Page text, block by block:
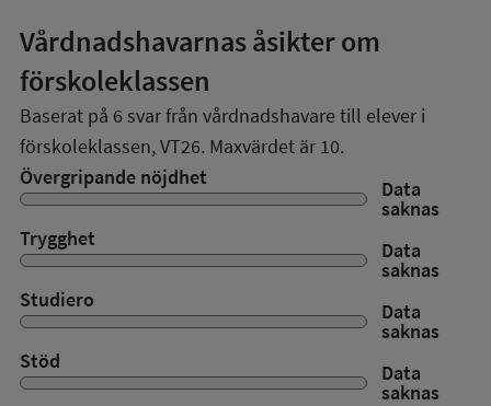
Vårdnadshavarnas åsikter om
förskoleklassen
Baserat på 6 svar från vårdnadshavare till elever i
förskoleklassen,VT26. Maxvärdet är 10.
Övergripande nöjdhet
Data
saknas
Trygghet
Data
saknas
Studiero
Data
saknas
Stöd
Data
saknas